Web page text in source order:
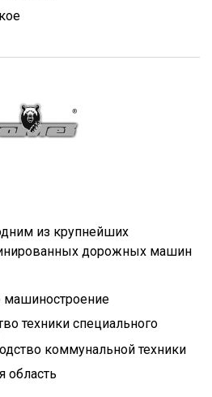
из крупнейших
дорожных машин
машиностроение
техники специального
коммунальной техники
область